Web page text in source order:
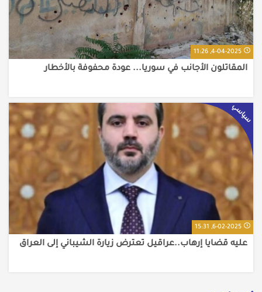
4-04-2025, 11:26
المقاتلون الأجانب في سوريا... عودة محفوفة بالأخطار
سياسي
6-02-2025, 15:31
عليه قضايا إرهاب..عراقيل تعترض زيارة الشيباني إلى العراق